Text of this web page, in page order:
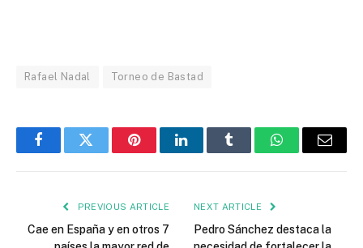
Rafael Nadal Torneo de Bastad
FacebookTwitter PinterestLinkedInTumblr WhatsAppEmail
PREVIOUS ARTICLE
Cae en España y en otros 7
NEXT ARTICLE
Pedro Sánchez destaca la